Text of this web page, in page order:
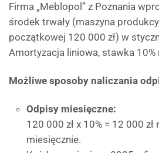
Firma „Meblopol” z Poznania
środek trwały (maszyna
początkowej 120 000 zł) w
Amortyzacja liniowa, stawka 10%
Możliwe sposoby naliczania
Odpisy miesięczne:
120 000 zł x 10% = 12 000 zł
miesięcznie.